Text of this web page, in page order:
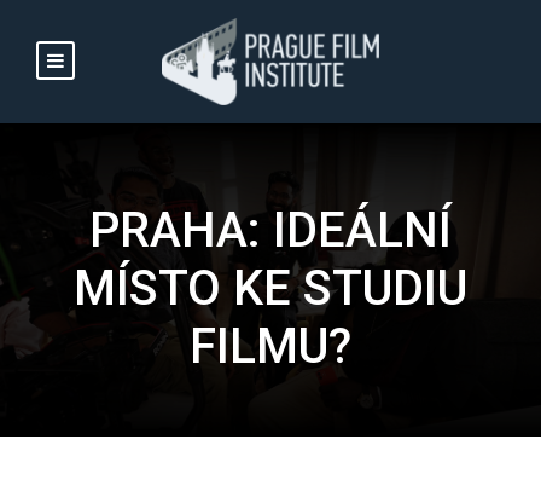
PRAHA: IDEÁLNÍ
MÍSTO KE STUDIU
FILMU?